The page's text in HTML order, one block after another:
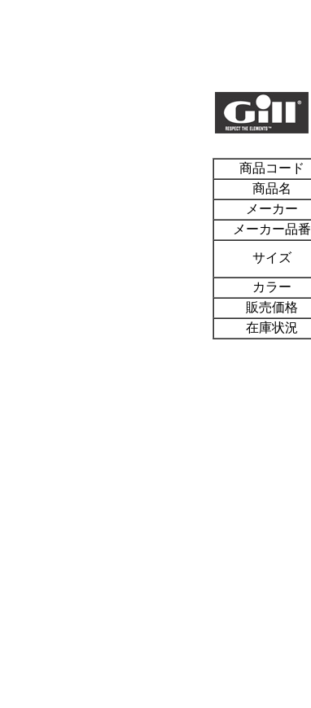
商品コード
商品名
メーカー
メーカー品番
サイズ
カラー
販売価格
在庫状況